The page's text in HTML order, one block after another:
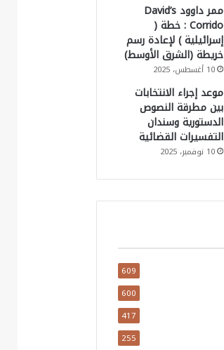
ممر داوود David’s
Corrido : خطة (
إسرائيلية ) لإعادة رسم
خريطة (الشرق الأوسط)
10 أغسطس، 2025
موعد إجراء الانتخابات
بين مطرقة النصوص
الدستورية وسندان
التفسيرات القضائية
10 نوفمبر، 2025
609
600
417
255